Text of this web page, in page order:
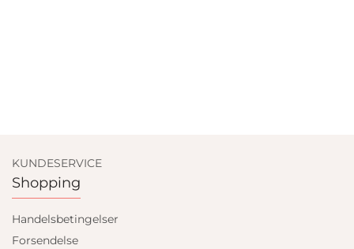
KUNDESERVICE
Shopping
Handelsbetingelser
Forsendelse